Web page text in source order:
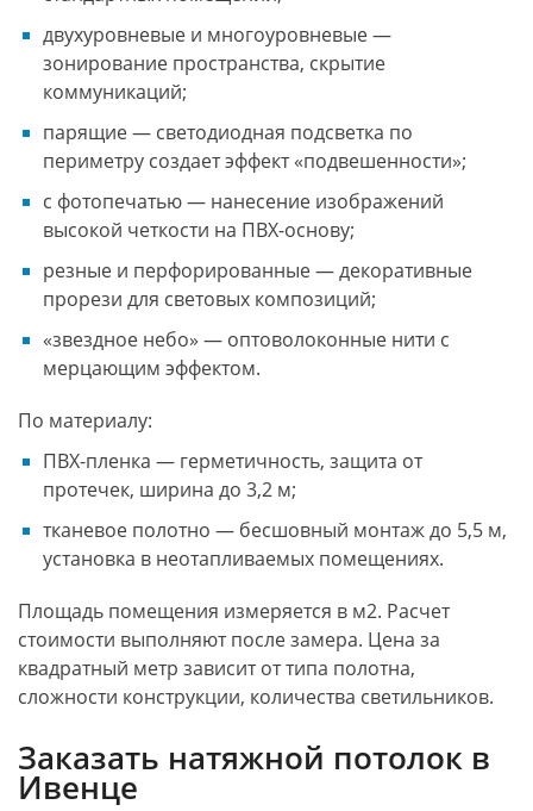
двухуровневые и многоуровневые —
зонирование пространства, скрытие
коммуникаций;
парящие — светодиодная подсветка по
периметру создает эффект «подвешенности»;
с фотопечатью — нанесение изображений
высокой четкости на ПВХ-основу;
резные и перфорированные — декоративные
прорези для световых композиций;
«звездное небо» — оптоволоконные нити с
мерцающим эффектом.
По материалу:
ПВХ-пленка — герметичность, защита от
протечек, ширина до 3,2 м;
тканевое полотно — бесшовный монтаж до 5,5 м,
установка в неотапливаемых помещениях.
Площадь помещения измеряется в м2. Расчет
стоимости выполняют после замера. Цена за
квадратный метр зависит от типа полотна,
сложности конструкции, количества светильников.
Заказать натяжной потолок в
Ивенце